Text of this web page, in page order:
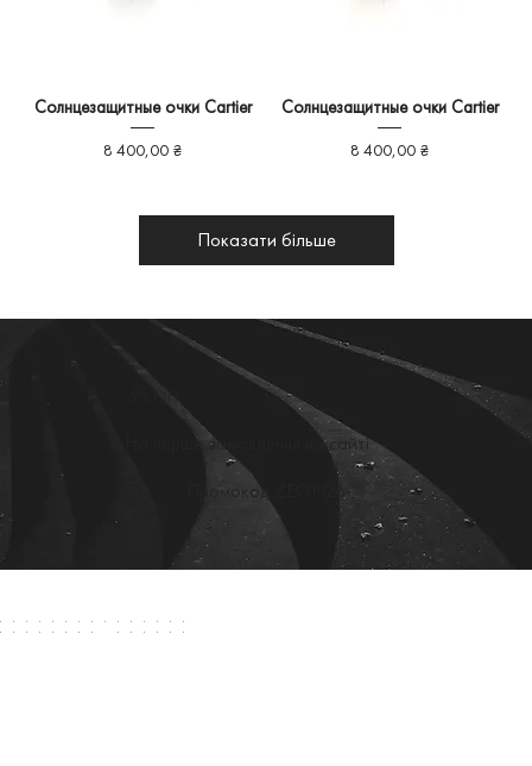
Солнцезащитные очки Cartier
Ціна
8 400,00 ₴
Солнцезащитные очки Cartier
Ціна
8 400,00 ₴
Показати більше
Промокод ZEON26
На перше замовлення на сайті